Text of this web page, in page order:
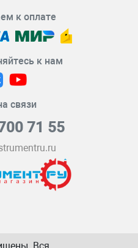
к оплате
к нам
связи
71 55
Вся